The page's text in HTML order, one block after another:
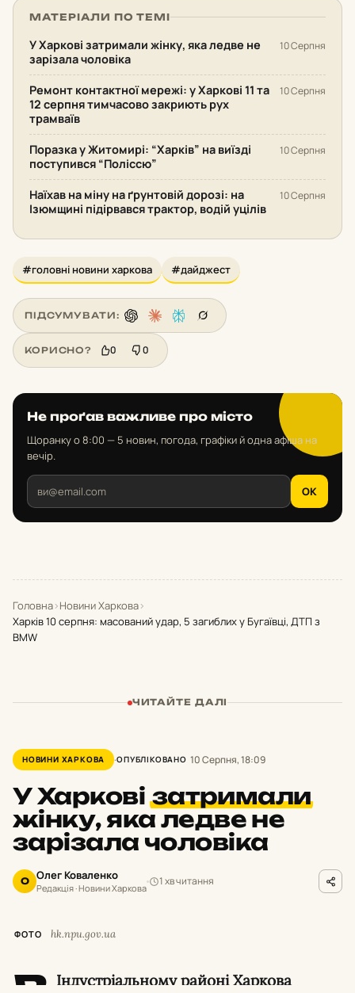
МАТЕРІАЛИ ПО ТЕМІ
У Харкові затримали жінку, яка ледве не
зарізала чоловіка
10 Серпня
Ремонт контактної мережі: у Харкові 11 та
12 серпня тимчасово закриють рух
трамваїв
10 Серпня
Поразка у Житомирі: “Харків” на виїзді
поступився “Поліссю”
10 Серпня
Наїхав на міну на ґрунтовій дорозі: на
Ізюмщині підірвався трактор, водій уцілів
10 Серпня
#головні новини харкова #дайджест
ПІДСУМУВАТИ:
КОРИСНО? 0 0
Не проґав важливе про місто
Щоранку о 8:00 — 5 новин, погода, графіки й одна афіша на
вечір.
OK
Головна›Новини Харкова›
Харків 10 серпня: масований удар, 5 загиблих у Бугаївці, ДТП з
BMW
ЧИТАЙТЕ ДАЛІ
НОВИНИ ХАРКОВА ОПУБЛІКОВАНО 10 Серпня, 18:09
У Харковізатримали
жінку, яка ледве не
зарізала чоловіка
О Олег Коваленко
Редакція · Новини Харкова
1 хв читання
ФОТО hk.npu.gov.ua
Індустріальному районі Харкова